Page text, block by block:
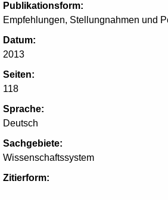
Publikationsform:
Empfehlungen, Stellungnahmen und
Datum:
2013
Seiten:
118
Sprache:
Deutsch
Sachgebiete:
Wissenschaftssystem
Zitierform: